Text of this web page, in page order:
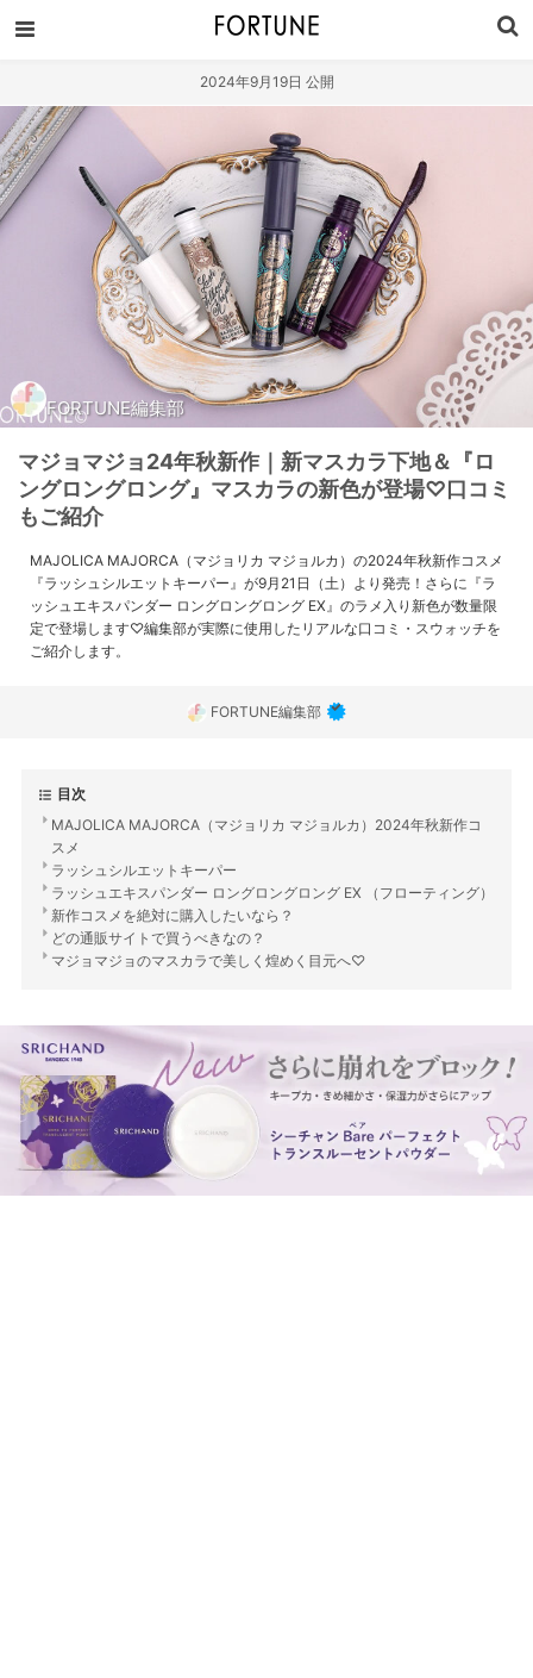
2024年9月19日 公開
FORTUNE編集部
マジョマジョ24年秋新作｜新マスカラ下地＆『ロ
ングロングロング』マスカラの新色が登場♡口コミ
もご紹介
MAJOLICA MAJORCA（マジョリカ マジョルカ）の2024年秋新作コスメ
『ラッシュシルエットキーパー』が9月21日（土）より発売！さらに『ラ
ッシュエキスパンダー ロングロングロング EX』のラメ入り新色が数量限
定で登場します♡編集部が実際に使用したリアルな口コミ・スウォッチを
ご紹介します。
FORTUNE編集部
目次
MAJOLICA MAJORCA（マジョリカ マジョルカ）2024年秋新作コ
スメ
ラッシュシルエットキーパー
ラッシュエキスパンダー ロングロングロング EX （フローティング）
新作コスメを絶対に購入したいなら？
どの通販サイトで買うべきなの？
マジョマジョのマスカラで美しく煌めく目元へ♡